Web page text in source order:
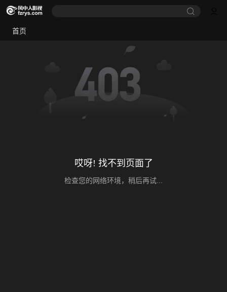
首页
哎呀! 找不到页面了
检查您的网络环境，稍后再试...